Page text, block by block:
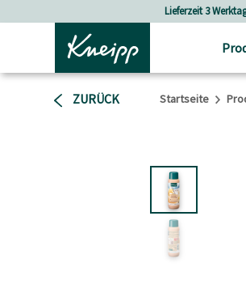
Versandkostenfrei
ZURÜCK Startseite